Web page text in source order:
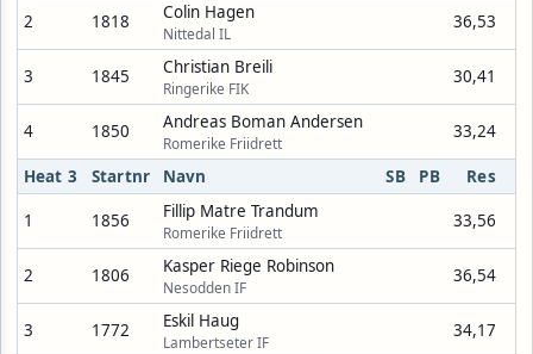
2 1818 Colin Hagen
Nittedal IL
36,53
3 1845 Christian Breili
Ringerike FIK
30,41
4 1850 Andreas Boman Andersen
Romerike Friidrett
33,24
Heat 3 Startnr Navn SB PB Res
1 1856 Fillip Matre Trandum
Romerike Friidrett
33,56
2 1806 Kasper Riege Robinson
Nesodden IF
36,54
3 1772 Eskil Haug
Lambertseter IF
34,17